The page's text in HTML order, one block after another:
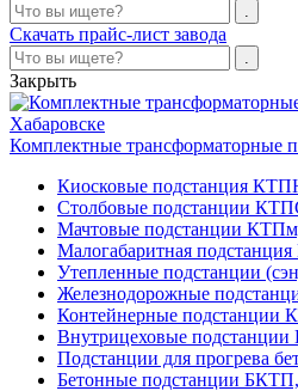
Скачать прайс-лист завода
Закрыть
Комплектные трансформаторные
Киосковые подстанция
Столбовые подстанции
Мачтовые подстанции
Малогабаритная
Утепленные подстанции
Железнодорожные
Контейнерные подстанции
Внутрицеховые
Подстанции для прогрева
Бетонные подстанции